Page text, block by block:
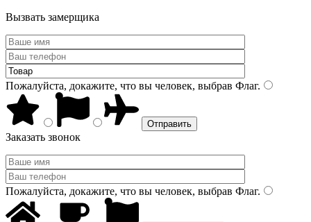
Вызвать замерщика
Пожалуйста, докажите, что вы человек, выбрав Флаг.
Заказать звонок
Пожалуйста, докажите, что вы человек, выбрав Флаг.